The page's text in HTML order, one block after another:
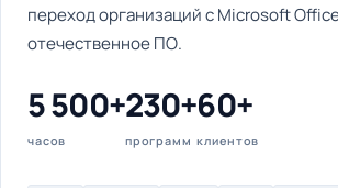
переход организаций с Microsoft
отечественное ПО.
5 500+
часов
230+
программ
60+
клиентов